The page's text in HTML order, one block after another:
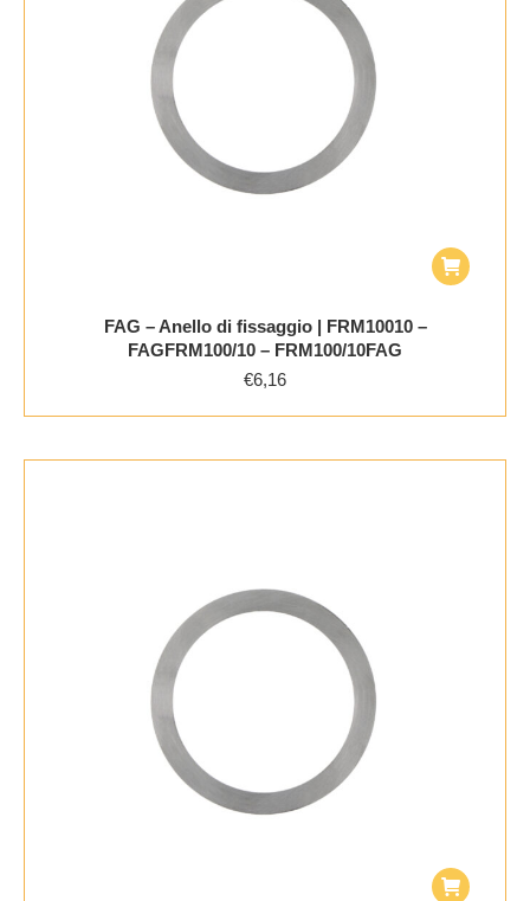
FAG – Anello di fissaggio | FRM10010 –
FAGFRM100/10 – FRM100/10FAG
€6,16